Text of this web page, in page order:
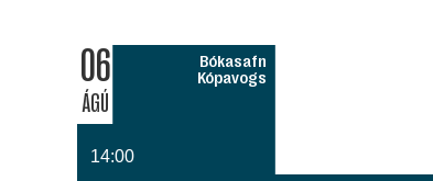
06
ÁGÚ
Bókasafn
Kópavogs
14:00